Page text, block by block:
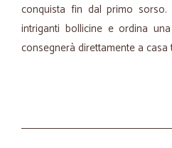
conquista fin dal primo
intriganti bollicine e ordina
consegnerà direttamente a casa